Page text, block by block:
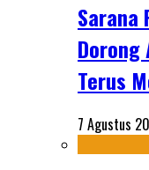
Sarana
Dorong
Terus
7 Agustus